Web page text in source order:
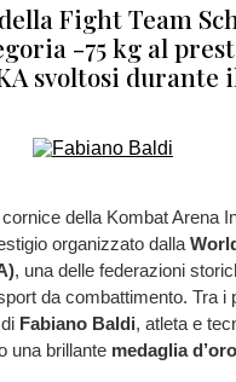
Fight Team
-75 kg al
svoltosi durante
della Kombat Arena
organizzato dalla
, una delle federazioni
da combattimento. Tra i
Fabiano Baldi, atleta e
una brillante medaglia d’oro